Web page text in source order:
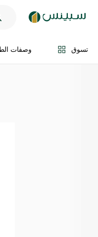
تسوق وصفات
اضف الى السلة